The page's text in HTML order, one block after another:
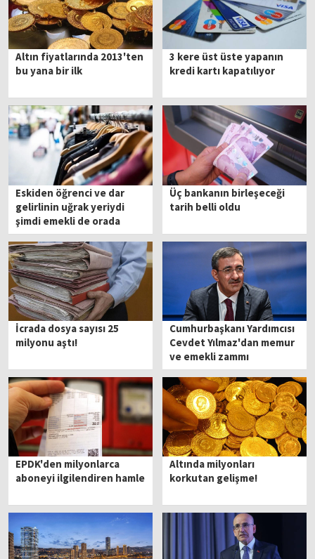
Altın fiyatlarında 2013'ten
bu yana bir ilk
3 kere üst üste yapanın
kredi kartı kapatılıyor
Eskiden öğrenci ve dar
gelirlinin uğrak yeriydi
şimdi emekli de orada
Üç bankanın birleşeceği
tarih belli oldu
İcrada dosya sayısı 25
milyonu aştı!
Cumhurbaşkanı Yardımcısı
Cevdet Yılmaz'dan memur
ve emekli zammı
açıklaması
EPDK'den milyonlarca
aboneyi ilgilendiren hamle
Altında milyonları
korkutan gelişme!